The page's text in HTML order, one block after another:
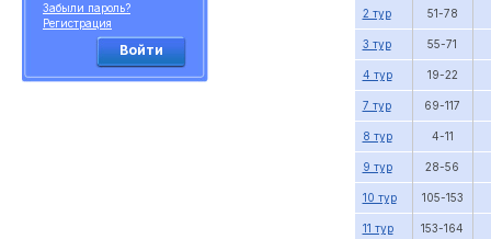
Забыли пароль?
Регистрация
Войти
2 тур 51-78
3 тур 55-71
4 тур 19-22
7 тур 69-117
8 тур 4-11
9 тур 28-56
10 тур 105-153
11 тур 153-164